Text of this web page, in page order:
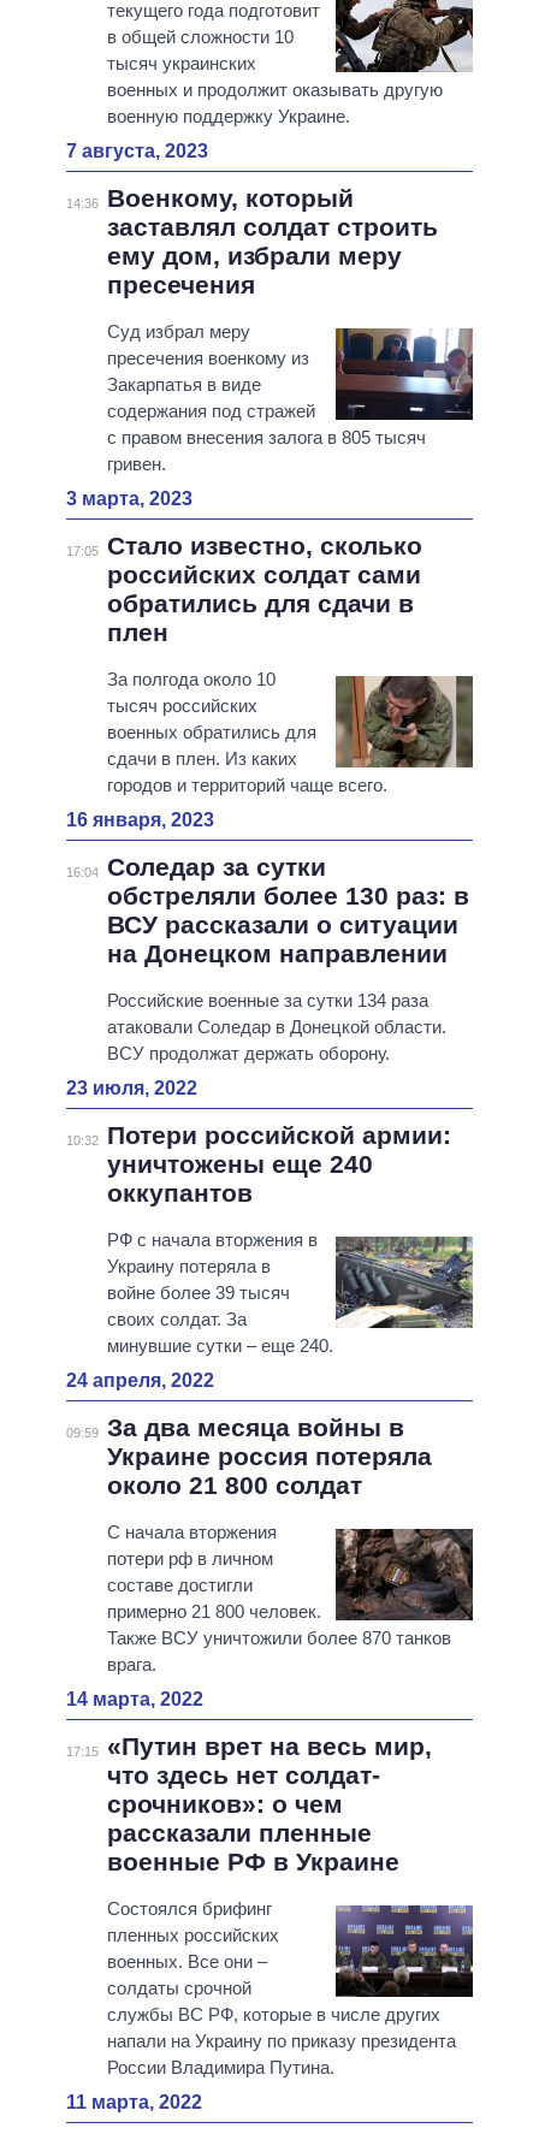
текущего года подготовит
в общей сложности 10
тысяч украинских
военных и продолжит оказывать другую
военную поддержку Украине.
7 августа, 2023
14:36
Военкому, который
заставлял солдат строить
ему дом, избрали меру
пресечения
Суд избрал меру
пресечения военкому из
Закарпатья в виде
содержания под стражей
с правом внесения залога в 805 тысяч
гривен.
3 марта, 2023
17:05 Стало известно, сколько
российских солдат сами
обратились для сдачи в
плен
За полгода около 10
тысяч российских
военных обратились для
сдачи в плен. Из каких
городов и территорий чаще всего.
16 января, 2023
16:04 Соледар за сутки
обстреляли более 130 раз: в
ВСУ рассказали о ситуации
на Донецком направлении
Российские военные за сутки 134 раза
атаковали Соледар в Донецкой области.
ВСУ продолжат держать оборону.
23 июля, 2022
10:32
Потери российской армии:
уничтожены еще 240
оккупантов
РФ с начала вторжения в
Украину потеряла в
войне более 39 тысяч
своих солдат. За
минувшие сутки – еще 240.
24 апреля, 2022
09:59 За два месяца войны в
Украине россия потеряла
около 21 800 солдат
С начала вторжения
потери рф в личном
составе достигли
примерно 21 800 человек.
Также ВСУ уничтожили более 870 танков
врага.
14 марта, 2022
17:15
«Путин врет на весь мир,
что здесь нет солдат-
срочников»: о чем
рассказали пленные
военные РФ в Украине
Состоялся брифинг
пленных российских
военных. Все они –
солдаты срочной
службы ВС РФ, которые в числе других
напали на Украину по приказу президента
России Владимира Путина.
11 марта, 2022